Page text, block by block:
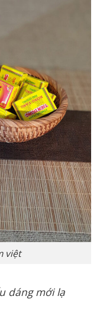
việt
dáng mới lạ